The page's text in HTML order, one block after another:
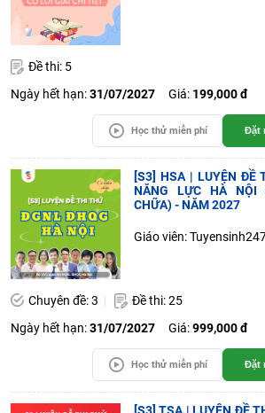
Đề thi: 5
Ngày hết hạn:31/07/2027 Giá: 199,000 đ
Học thử miễn phí Đặt
[S3] HSA | LUYỆN ĐỀ
NĂNG LỰC HÀ NỘI
CHỮA) - NĂM 2027
Giáo viên:
Chuyên đề: 3
Đề thi: 25
Ngày hết hạn:31/07/2027 Giá:999,000 đ
Học thử miễn phí Đặt